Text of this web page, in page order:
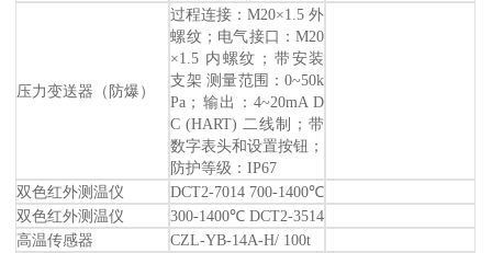
压力变送器（防爆）
过程连接：M20×1.5 外
螺纹；电气接口：M20
×1.5 内螺纹；带安装
支架 测量范围：0~50k
Pa；输出：4~20mA D
C (HART) 二线制；带
数字表头和设置按钮；
防护等级：IP67
双色红外测温仪
DCT2-7014 700-1400℃
双色红外测温仪
300-1400℃ DCT2-3514
高温传感器
CZL-YB-14A-H/ 100t